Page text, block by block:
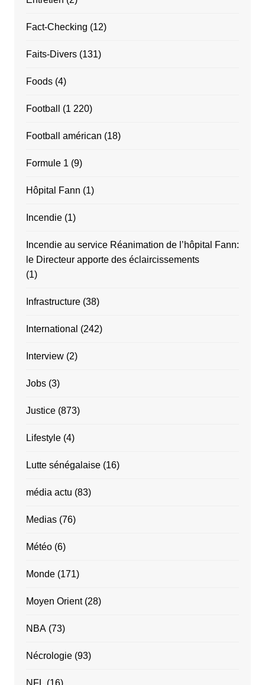
Fact-Checking (12)
Faits-Divers(131)
Foods(4)
Football (1 220)
Football américan (18)
Formule 1 (9)
Hôpital Fann (1)
Incendie(1)
Incendie au service Réanimation de l’hôpital Fann:
le Directeur apporte des éclaircissements
(1)
Infrastructure(38)
International (242)
Interview(2)
Jobs(3)
Justice(873)
Lifestyle(4)
Lutte sénégalaise(16)
média actu (83)
Medias(76)
Météo(6)
Monde(171)
Moyen Orient(28)
NBA(73)
Nécrologie(93)